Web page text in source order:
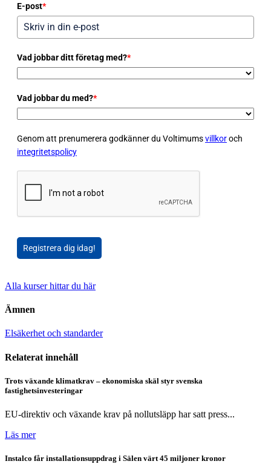
E-post*
Vad jobbar ditt företag med?*
Vad jobbar du med?*
Genom att prenumerera godkänner du Voltimumsvillkoroch
integritetspolicy
Registrera dig idag!
Alla kurser hittar du här
Ämnen
Elsäkerhet och standarder
Relaterat innehåll
Trots växande klimatkrav – ekonomiska skäl styr svenska
fastighetsinvesteringar
EU-direktiv och växande krav på nollutsläpp har satt press...
Läs mer
Instalco får installationsuppdrag i Sälen värt 45 miljoner kronor